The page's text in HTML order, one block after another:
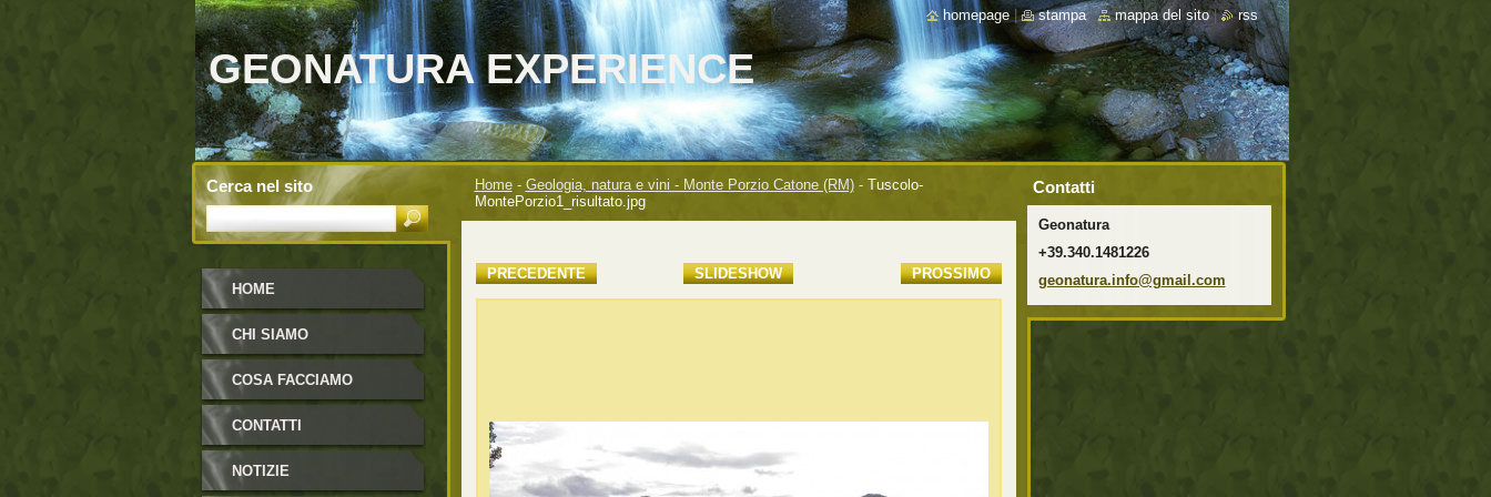
GEONATURA EXPERIENCE
Home - Geologia, natura e vini - Monte Porzio Catone (RM) - Tuscolo-
MontePorzio1_risultato.jpg
PRECEDENTE SLIDESHOW
PROSSIMO
HOME
CHI SIAMO
COSA FACCIAMO
CONTATTI
NOTIZIE
Contatti
Geonatura
+39.340.1481226
geonatura.info@gmail.com
Cerca nel sito
homepage | stampa | mappa del sito | rss